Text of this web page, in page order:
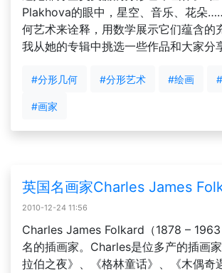
Plakhova的眼中，星空、音乐、花朵
何艺术来诠释，用数学展示它们蕴含的
我从她的专辑中挑选一些作品和大家分
#分形几何 #分形艺术 #绘画
#画家
英国名画家Charles James
2010-12-24 11:56
Charles James Folkard（1878 –
名的插画家。Charles是位多产的插画
拉伯之夜》、《格林童话》、《木偶奇